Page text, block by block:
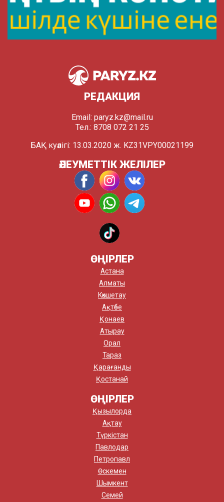
РЕДАКЦИЯ
Email: paryz.kz@mail.ru
Тел.: 8708 072 21 25
БАҚ куәлігі: 13.03.2020 ж. KZ31VPY00021199
ӘЛЕУМЕТТІК ЖЕЛІЛЕР
ӨҢІРЛЕР
Астана
Алматы
Көкшетау
Ақтөбе
Қонаев
Атырау
Орал
Тараз
Қарағанды
Қостанай
ӨҢІРЛЕР
Қызылорда
Ақтау
Түркістан
Павлодар
Петропавл
Өскемен
Шымкент
Семей